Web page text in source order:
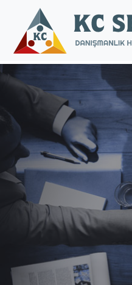
ANASAYFA
HAKKIMIZDA
KURUMSAL
HİZMETLERİMİZ
DANIŞMANLIK
KALİTE
SİSTEMİ